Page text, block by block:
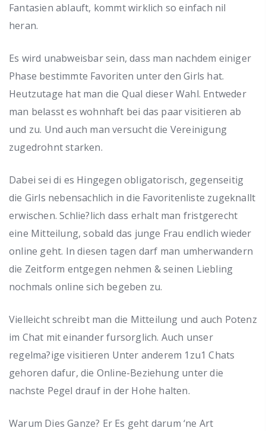
Fantasien ablauft, kommt wirklich so einfach nil
heran.
Es wird unabweisbar sein, dass man nachdem einiger
Phase bestimmte Favoriten unter den Girls hat.
Heutzutage hat man die Qual dieser Wahl. Entweder
man belasst es wohnhaft bei das paar visitieren ab
und zu. Und auch man versucht die Vereinigung
zugedrohnt starken.
Dabei sei di es Hingegen obligatorisch, gegenseitig
die Girls nebensachlich in die Favoritenliste zugeknallt
erwischen. Schlie?lich dass erhalt man fristgerecht
eine Mitteilung, sobald das junge Frau endlich wieder
online geht. In diesen tagen darf man umherwandern
die Zeitform entgegen nehmen & seinen Liebling
nochmals online sich begeben zu.
Vielleicht schreibt man die Mitteilung und auch Potenz
im Chat mit einander fursorglich. Auch unser
regelma?ige visitieren Unter anderem 1zu1 Chats
gehoren dafur, die Online-Beziehung unter die
nachste Pegel drauf in der Hohe halten.
Warum Dies Ganze? Er Es geht darum ‘ne Art